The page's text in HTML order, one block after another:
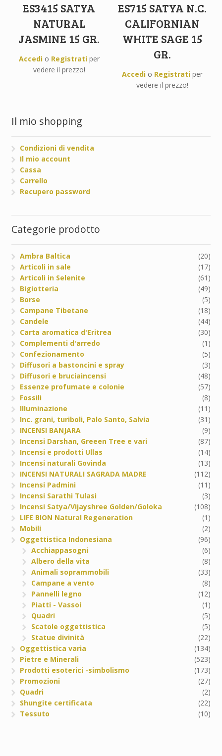
ES3415 SATYA
NATURAL
JASMINE 15 GR.
Accedio Registratiper
vedere il prezzo!
ES715 SATYA N.C.
CALIFORNIAN
WHITE SAGE 15
GR.
Accedi o Registrati per
vedere il prezzo!
Il mio shopping
Condizioni di vendita
Il mio account
Cassa
Carrello
Recupero password
Categorie prodotto
Ambra Baltica
(20)
Articoli in sale
(17)
Articoli in Selenite
(61)
Bigiotteria
(49)
Borse
(5)
Campane Tibetane
(18)
Candele
(44)
Carta aromatica d'Eritrea
(30)
Complementi d'arredo
(1)
Confezionamento
(5)
Diffusori a bastoncini e spray
(3)
Diffusori e bruciaincensi
(48)
Essenze profumate e colonie
(57)
Fossili
(8)
Illuminazione
(11)
Inc. grani, turiboli, Palo Santo, Salvia
(31)
INCENSI BANJARA
(9)
Incensi Darshan, Greeen Tree e vari
(87)
Incensi e prodotti Ullas
(14)
Incensi naturali Govinda
(13)
INCENSI NATURALI SAGRADA MADRE
(112)
Incensi Padmini
(11)
Incensi Sarathi Tulasi
(3)
Incensi Satya/Vijayshree Golden/Goloka
(108)
LIFE BION Natural Regeneration
(1)
Mobili
(2)
Oggettistica Indonesiana
(96)
Acchiappasogni
(6)
Albero della vita
(8)
Animali soprammobili
(33)
Campane a vento
(8)
Pannelli legno
(12)
Piatti - Vassoi
(1)
Quadri
(5)
Scatole oggettistica
(5)
Statue divinità
(22)
Oggettistica varia
(134)
Pietre e Minerali
(523)
Prodotti esoterici -simbolismo
(173)
Promozioni
(27)
Quadri
(2)
Shungite certificata
(22)
Tessuto
(10)